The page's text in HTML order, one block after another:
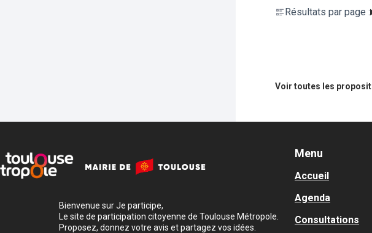
Résultats par page :
Voir toutes les
Bienvenue sur Je participe,
Le site de participation citoyenne de Toulouse Métropole.
Proposez, donnez votre avis et partagez vos idées.
Menu
Accueil
Agenda
Consultations